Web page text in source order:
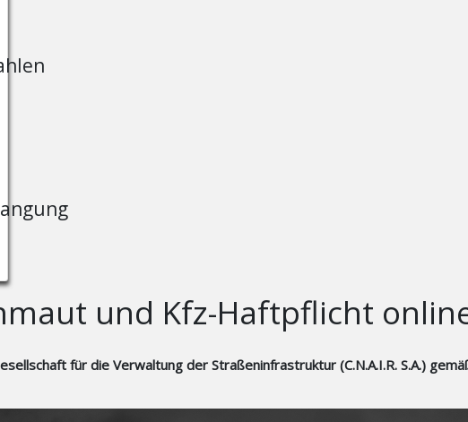
und Kfz-Haftpflicht
für die Verwaltung der Straßeninfrastruktur (C.N.A.I.R. S.A.)